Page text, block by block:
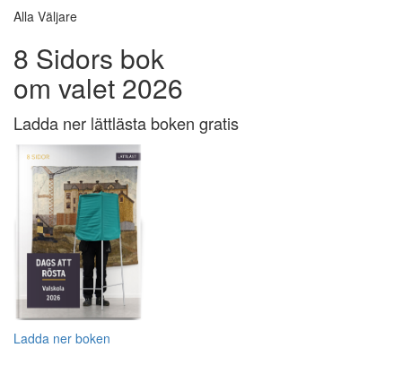
Alla Väljare
8 Sidors bok
om valet 2026
Ladda ner lättlästa boken gratis
Ladda ner boken